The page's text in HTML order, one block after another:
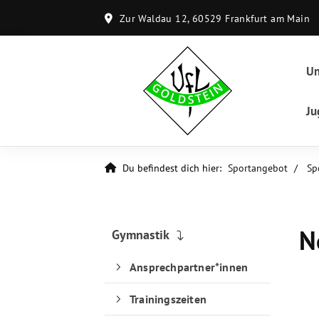
Zur Waldau 12, 60529 Frankfurt am Main
Du befindest dich hier: Sportangebot
Gymnastik
Ansprechpartner*innen
Trainingszeiten